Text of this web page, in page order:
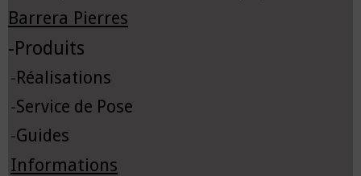
Barrera Pierres
-Produits
- Réalisations
-Service de Pose
-Guides
Informations